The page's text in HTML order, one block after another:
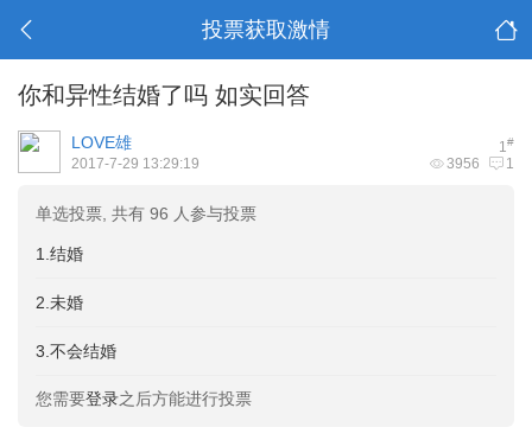
投票获取激情
你和异性结婚了吗 如实回答
1#
LOVE雄
3956 1
2017-7-29 13:29:19
单选投票, 共有 96 人参与投票
1.结婚
2.未婚
3.不会结婚
您需要登录之后方能进行投票